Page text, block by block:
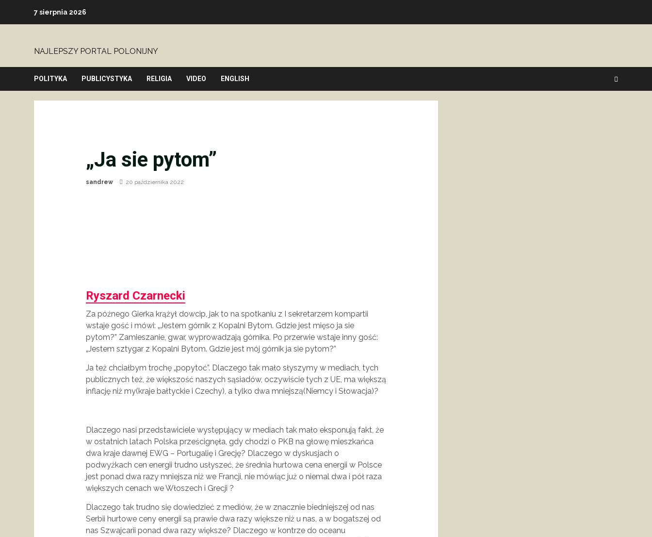
7 sierpnia 2026
NAJLEPSZY PORTAL POLONIJNY
POLITYKA PUBLICYSTYKA RELIGIA VIDEO ENGLISH
„Ja sie pytom”
sandrew 20 października 2022
Ryszard Czarnecki
Za późnego Gierka krążył dowcip, jak to na spotkaniu z I sekretarzem kompartii
wstaje gość i mówi: „Jestem górnik z Kopalni Bytom. Gdzie jest mięso ja sie
pytom?” Zamieszanie, gwar, wyprowadzają górnika. Po przerwie wstaje inny gość:
„Jestem sztygar z Kopalni Bytom. Gdzie jest mój górnik ja sie pytom?”
Ja też chciałbym trochę „popytoć”. Dlaczego tak mało słyszymy w mediach, tych
publicznych też, że większość naszych sąsiadów, oczywiście tych z UE, ma większą
inflację niż my(kraje bałtyckie i Czechy), a tylko dwa mniejszą(Niemcy i Słowacja)?
Dlaczego nasi przedstawiciele występujący w mediach tak mało eksponują fakt, że
w ostatnich latach Polska prześcignęła, gdy chodzi o PKB na głowę mieszkańca
dwa kraje dawnej EWG – Portugalię i Grecję? Dlaczego w dyskusjach o
podwyżkach cen energii trudno usłyszeć, że średnia hurtowa cena energii w Polsce
jest ponad dwa razy mniejsza niż we Francji, nie mówiąc już o niemal dwa i pół raza
większych cenach we Włoszech i Grecji ?
Dlaczego tak trudno się dowiedzieć z mediów, że w znacznie biedniejszej od nas
Serbii hurtowe ceny energii są prawie dwa razy większe niż u nas, a w bogatszej od
nas Szwajcarii ponad dwa razy większe? Dlaczego w kontrze do oceanu